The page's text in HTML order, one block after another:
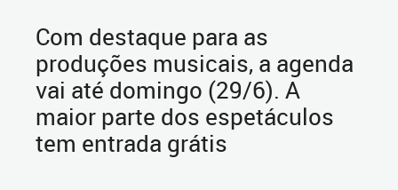
Com destaque para as
produções musicais, a agenda
vai até domingo (29/6). A
maior parte dos espetáculos
tem entrada grátis